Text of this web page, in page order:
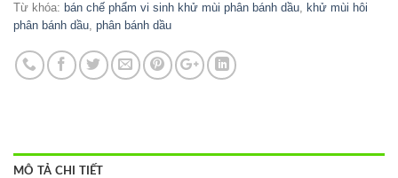
Từ khóa: bán chế phẩm vi sinh khử mùi phân bánh dầu, khử mùi hôi
phân bánh dầu, phân bánh dầu
MÔ TẢ CHI TIẾT